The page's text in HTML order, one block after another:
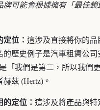
牌可能會根據擁有「最佳
位： 這涉及直接將你的品
的歷史例子是汽車租賃公司
「我們是第二，所以我們
茲 (Hertz)。
定位： 這涉及將產品與特